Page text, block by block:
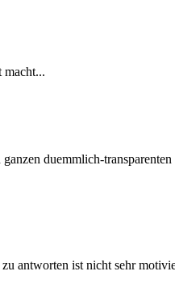
macht...
duemmlich-
antworten ist nicht sehr